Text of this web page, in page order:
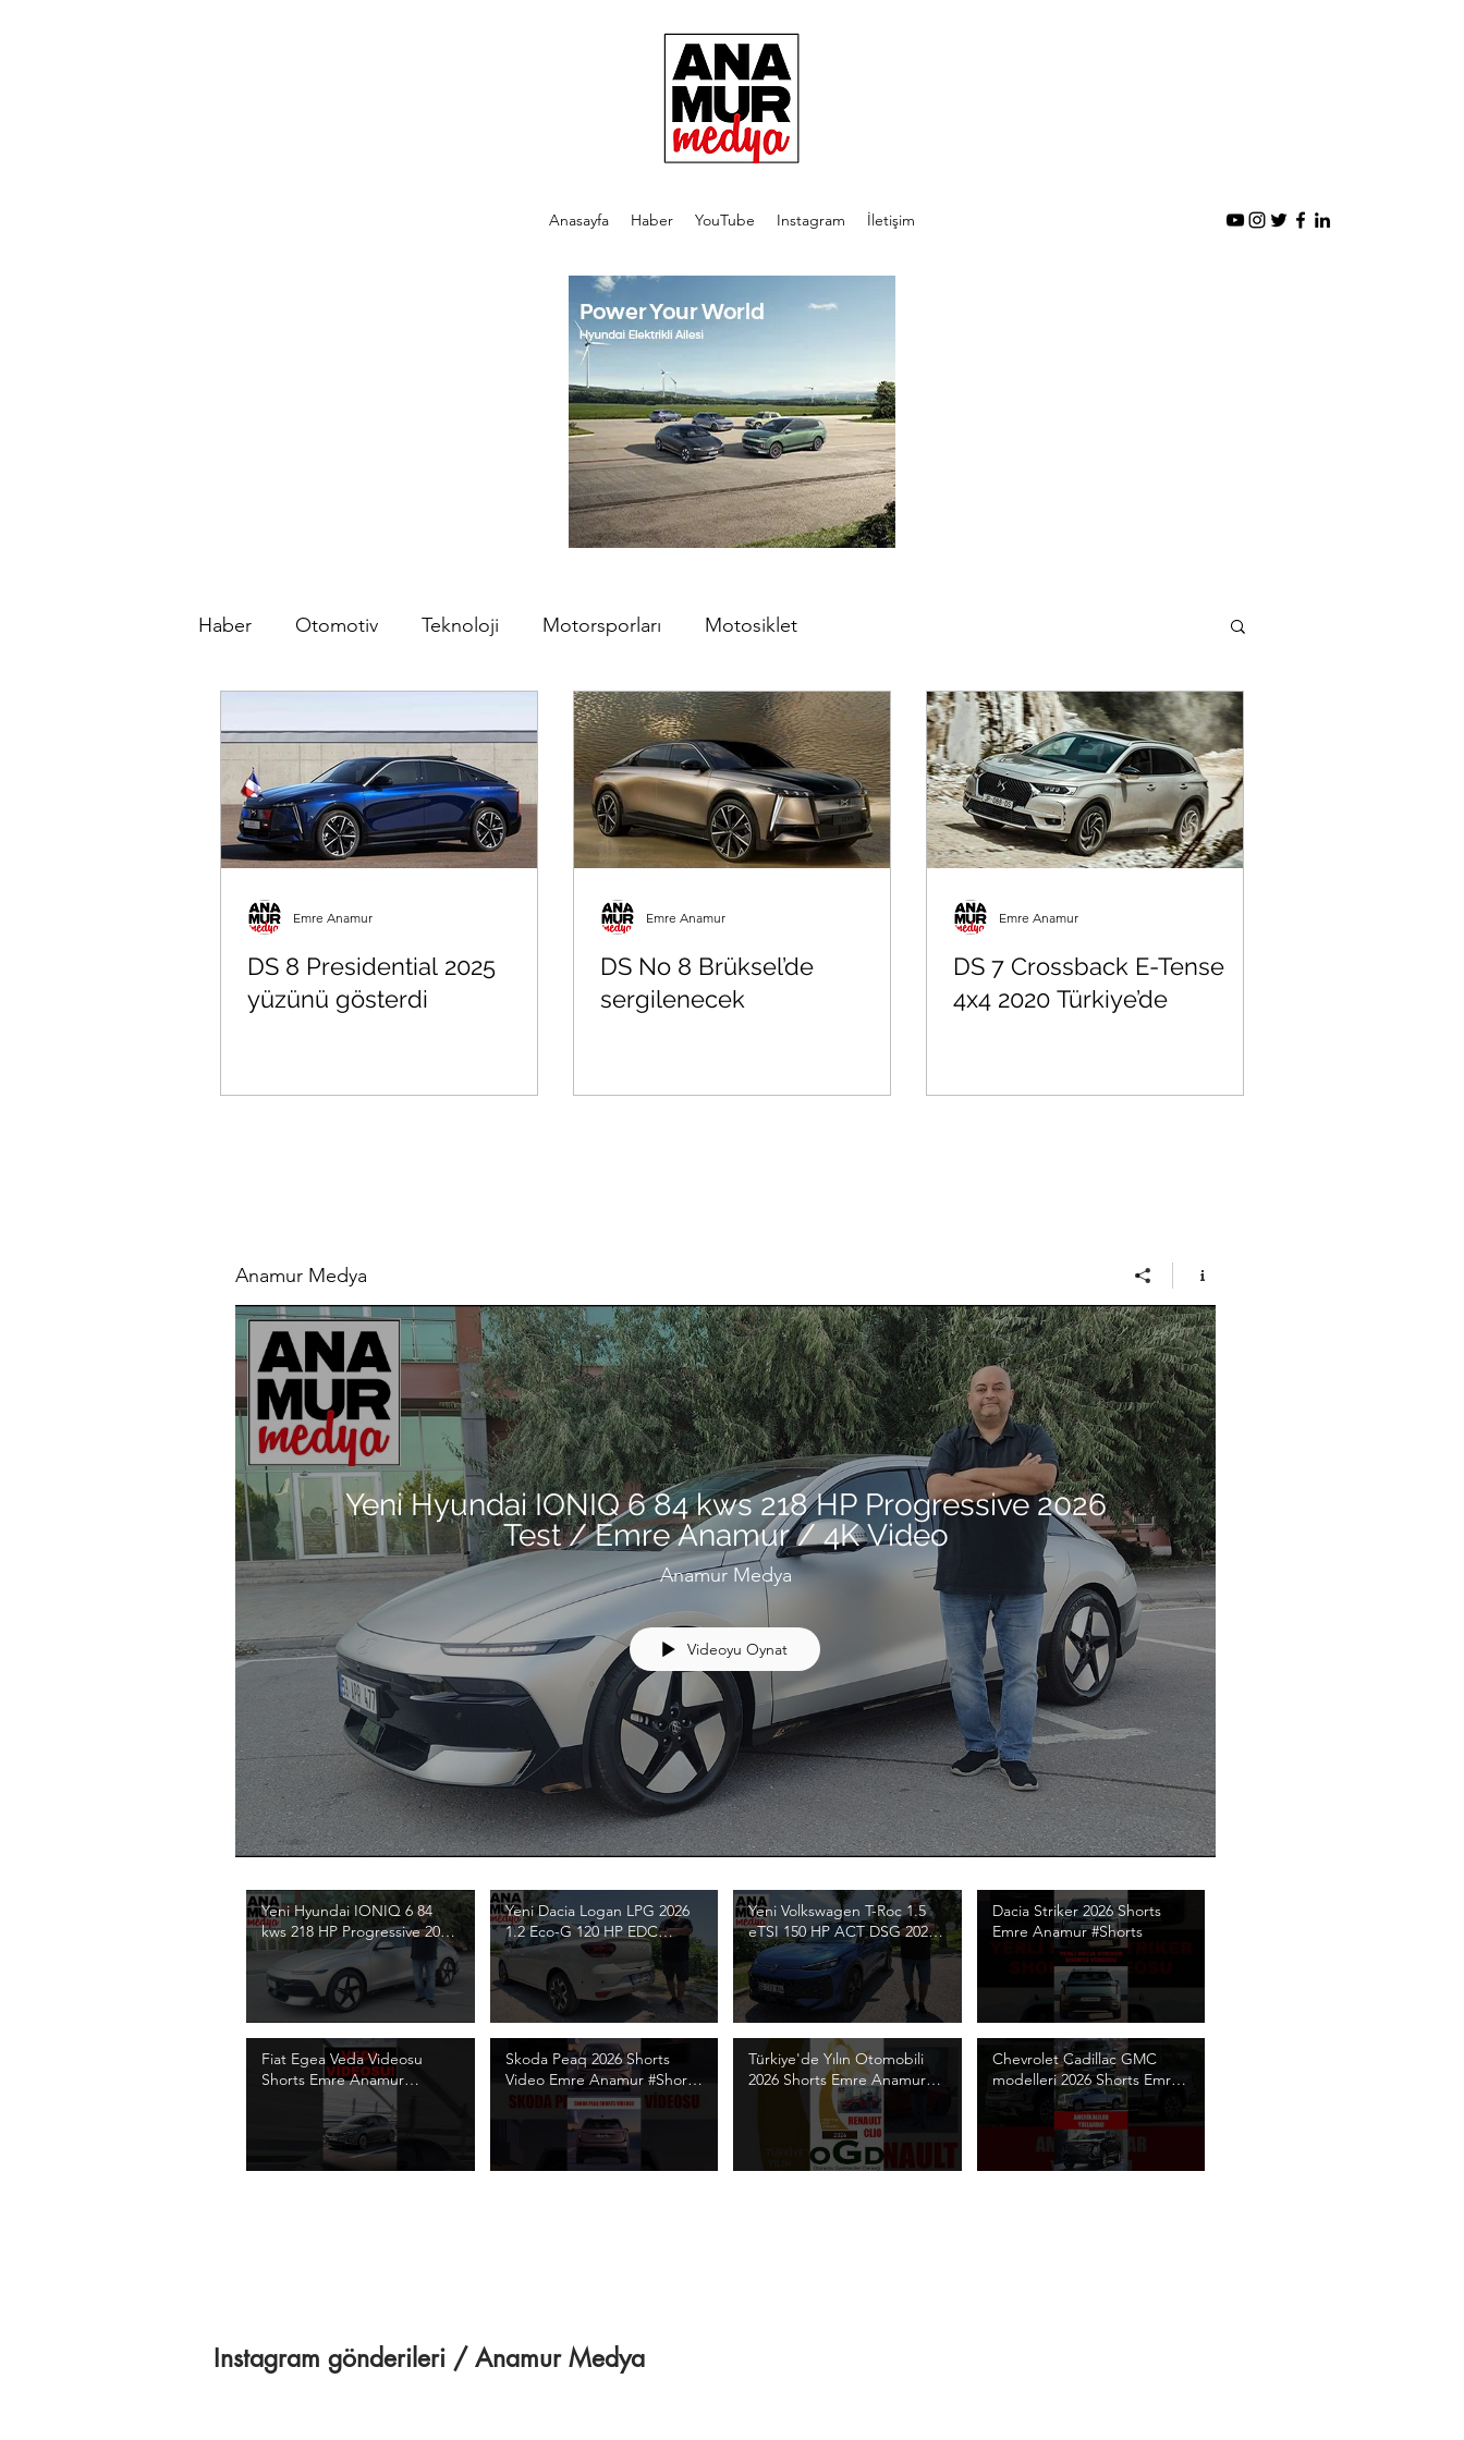
Anasayfa Haber YouTube Instagram İletişim
Haber Otomotiv Teknoloji Motorsporları Motosiklet
DS 8 Presidential 2025
yüzünü gösterdi
Emre Anamur
DS No 8 Brüksel’de
sergilenecek
Emre Anamur
DS 7 Crossback E-Tense
4x4 2020 Türkiye’de
Emre Anamur
Anamur Medya
Yeni Hyundai IONIQ 6 84 kws 218 HP Progressive 2026
Test / Emre Anamur / 4K Video
Anamur Medya
Videoyu Oynat
Yeni Hyundai IONIQ 6 84
kws 218 HP Progressive 2026
Test / Emre Anamur / 4K
Video
Yeni Dacia Logan LPG 2026
1.2 Eco-G 120 HP EDC
Journey Test / Emre Anamur
/ 4K Video
Yeni Volkswagen T-Roc 1.5
eTSI 150 HP ACT DSG 2026
Test / Emre Anamur / 4K
Video
Dacia Striker 2026 Shorts
Emre Anamur #Shorts
Fiat Egea Veda Videosu
Shorts Emre Anamur
#Shorts #FiatEgea
Skoda Peaq 2026 Shorts
Video Emre Anamur #Shorts
#SkodaPeaq
#SkodaPeaqShorts
Türkiye'de Yılın Otomobili
2026 Shorts Emre Anamur
#Shorts #OGD #TYO2026
Chevrolet Cadillac GMC
modelleri 2026 Shorts Emre
Anamur #Shorts
#emreanamur
#anamurmedya #otomobil
Instagram gönderileri / Anamur Medya